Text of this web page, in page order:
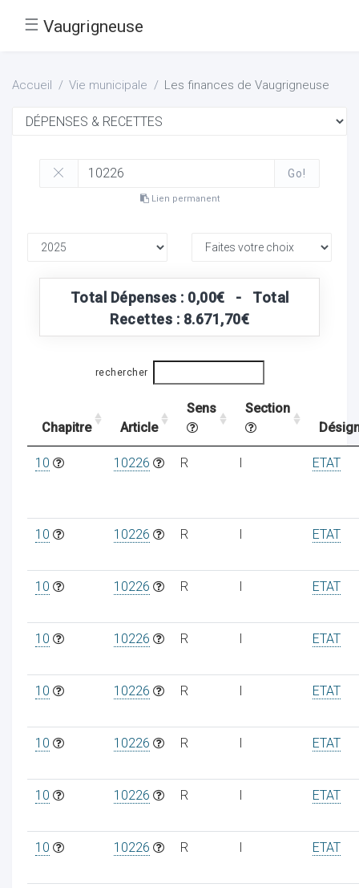
☰ Vaugrigneuse
Accueil Vie municipale Les finances de Vaugrigneuse
Go!
Lien permanent
Total Dépenses : 0,00€ - Total
Recettes : 8.671,70€
rechercher
Chapitre Article
Sens
Section
10 10226 R I ETAT
10 10226 R I ETAT
10 10226 R I ETAT
10 10226 R I ETAT
10 10226 R I ETAT
10 10226 R I ETAT
10 10226 R I ETAT
10 10226 R I ETAT